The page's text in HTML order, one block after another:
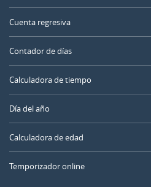
Cuenta regresiva
Contador de días
Calculadora de tiempo
Día del año
Calculadora de edad
Temporizador online